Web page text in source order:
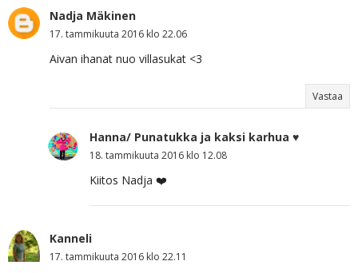
Nadja Mäkinen
17. tammikuuta 2016 klo 22.06
Aivan ihanat nuo villasukat <3
Vastaa
Hanna/ Punatukka ja kaksi karhua ♥
18. tammikuuta 2016 klo 12.08
Kiitos Nadja ❤️
Kanneli
17. tammikuuta 2016 klo 22.11